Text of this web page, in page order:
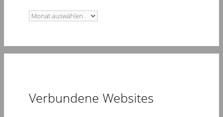
Archiv
Verbundene Websites